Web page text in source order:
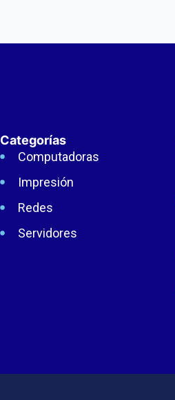
Categorías
Computadoras
Impresión
Redes
Servidores